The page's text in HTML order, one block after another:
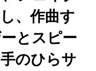
、作曲す
とスピー
のひらサ